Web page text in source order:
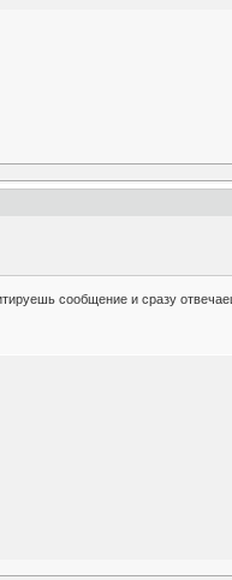
сообщение и сразу